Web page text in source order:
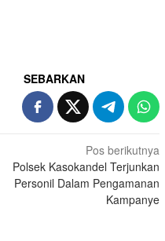
SEBARKAN
Pos berikutnya
Polsek Kasokandel Terjunkan
Personil Dalam Pengamanan
Kampanye